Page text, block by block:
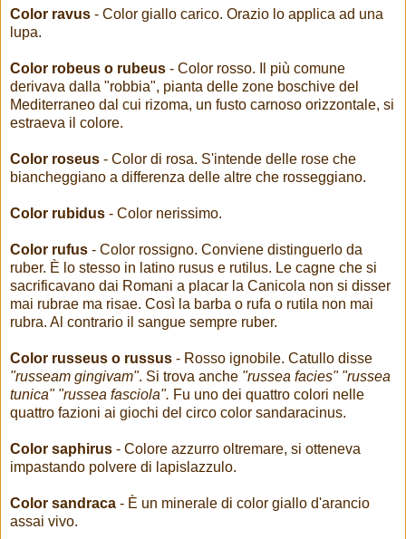
Color ravus - Color giallo carico. Orazio lo applica ad una
lupa.
Color robeus o rubeus - Color rosso. Il più comune
derivava dalla "robbia", pianta delle zone boschive del
Mediterraneo dal cui rizoma, un fusto carnoso orizzontale, si
estraeva il colore.
Color roseus - Color di rosa. S'intende delle rose che
biancheggiano a differenza delle altre che rosseggiano.
Color rubidus - Color nerissimo.
Color rufus - Color rossigno. Conviene distinguerlo da
ruber. È lo stesso in latino rusus e rutilus. Le cagne che si
sacrificavano dai Romani a placar la Canicola non si disser
mai rubrae ma risae. Così la barba o rufa o rutila non mai
rubra. Al contrario il sangue sempre ruber.
Color russeus o russus - Rosso ignobile. Catullo disse
"russeam gingivam". Si trova anche "russea facies" "russea
tunica" "russea fasciola". Fu uno dei quattro colori nelle
quattro fazioni ai giochi del circo color sandaracinus.
Color saphirus - Colore azzurro oltremare, si otteneva
impastando polvere di lapislazzulo.
Color sandraca - È un minerale di color giallo d'arancio
assai vivo.